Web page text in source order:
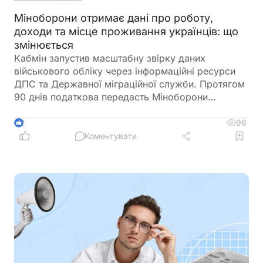
Міноборони отримає дані про роботу,
доходи та місце проживання українців: що
змінюється
Кабмін запустив масштабну звірку даних
військового обліку через інформаційні ресурси
ДПС та Державної міграційної служби. Протягом
90 днів податкова передасть Міноборони
років, включаючи відомості про місце роботи,
доходи та персональні дані. Паралельно ДМС
відцифрований образ обличчя. Якщо людини ще
немає у військовому реєстрі, система
автоматично сформує для неї цифровий профіль
на підставі отриманої інформації
2
96
Коментувати